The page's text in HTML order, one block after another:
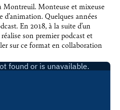
Montreuil. Monteuse et mixeuse
d’animation. Quelques années
En 2018, à la suite d’un
son premier podcast et
sur ce format en collaboration